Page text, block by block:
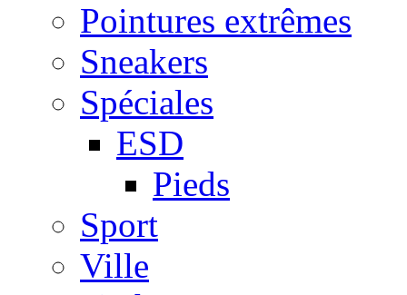
Pointures extrêmes
Sneakers
Spéciales
ESD
Pieds
Sport
Ville